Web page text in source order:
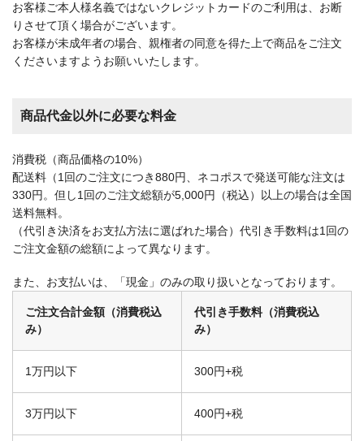
お客様ご本人様名義ではないクレジットカードのご利用は、お断
りさせて頂く場合がございます。
お客様が未成年者の場合、親権者の同意を得た上で商品をご注文
くださいますようお願いいたします。
商品代金以外に必要な料金
消費税（商品価格の10%）
配送料（1回のご注文につき880円、ネコポスで発送可能な注文は
330円。但し1回のご注文総額が5,000円（税込）以上の場合は全国
送料無料。
（代引き決済をお支払方法に選ばれた場合）代引き手数料は1回の
ご注文金額の総額によって異なります。
また、お支払いは、「現金」のみの取り扱いとなっております。
ご注文合計金額（消費税込
み）
代引き手数料（消費税込
み）
1万円以下 300円+税
3万円以下 400円+税